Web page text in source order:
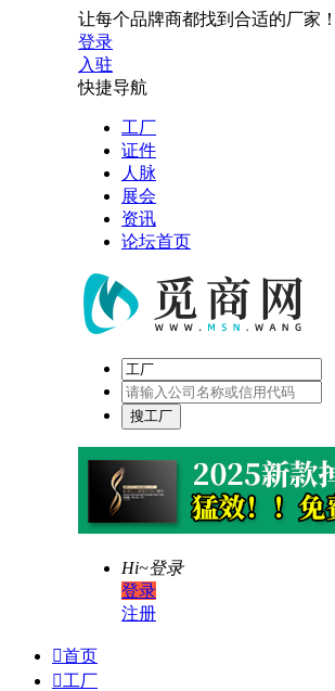
让每个品牌商都找到合适的厂家！
登录
入驻
快捷导航
工厂
证件
人脉
展会
资讯
论坛首页
Hi~登录
登录
注册
首页
工厂